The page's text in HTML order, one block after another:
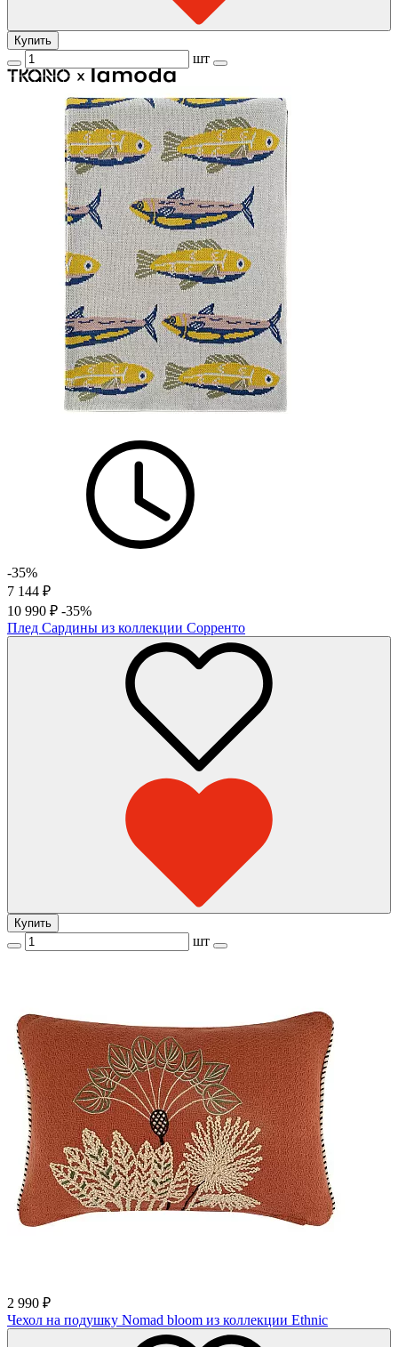
Купить
шт
-35%
7 144 ₽
10 990 ₽ -35%
Плед Сардины из коллекции Сорренто
Купить
шт
2 990 ₽
Чехол на подушку Nomad bloom из коллекции Ethnic